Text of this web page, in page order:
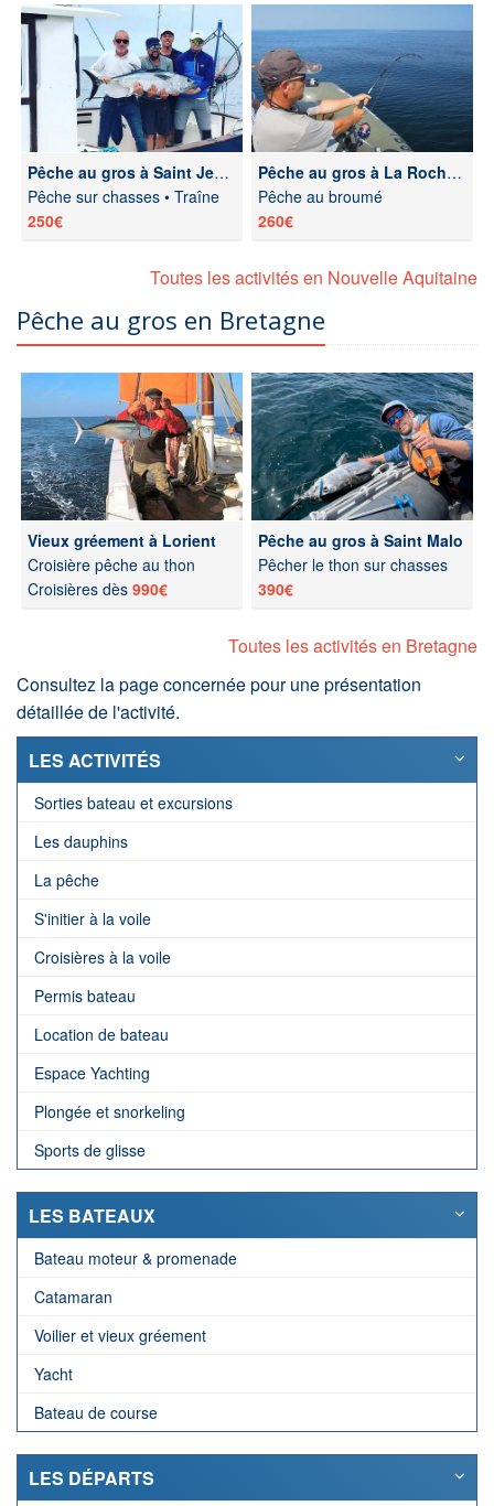
Pêche au gros à Saint Jean de Luz
Pêche sur chasses • Traîne
250€
Pêche au gros à La Rochelle
Pêche au broumé
260€
Toutes les activités en Nouvelle Aquitaine
Pêche au gros en Bretagne
Vieux gréement à Lorient
Croisière pêche au thon
Croisières dès 990€
Pêche au gros à Saint Malo
Pêcher le thon sur chasses
390€
Toutes les activités en Bretagne
Consultez la page concernée pour une présentation
détaillée de l'activité.
LES ACTIVITÉS
Sorties bateau et excursions
Les dauphins
La pêche
S'initier à la voile
Croisières à la voile
Permis bateau
Location de bateau
Espace Yachting
Plongée et snorkeling
Sports de glisse
LES BATEAUX
Bateau moteur & promenade
Catamaran
Voilier et vieux gréement
Yacht
Bateau de course
LES DÉPARTS